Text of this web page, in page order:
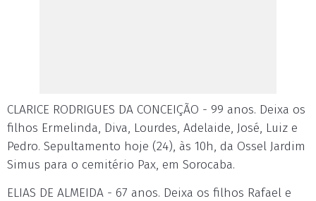
CLARICE RODRIGUES DA CONCEIÇÃO - 99 anos. Deixa os
filhos Ermelinda, Diva, Lourdes, Adelaide, José, Luiz e
Pedro. Sepultamento hoje (24), às 10h, da Ossel Jardim
Simus para o cemitério Pax, em Sorocaba.
ELIAS DE ALMEIDA - 67 anos. Deixa os filhos Rafael e